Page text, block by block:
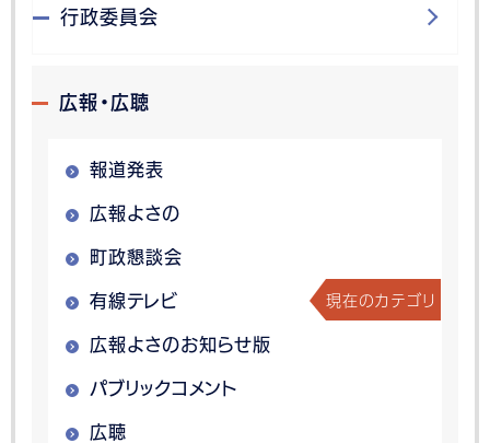
行政委員会
広報・広聴
報道発表
広報よさの
町政懇談会
有線テレビ 現在のカテゴリ
広報よさのお知らせ版
パブリックコメント
広聴